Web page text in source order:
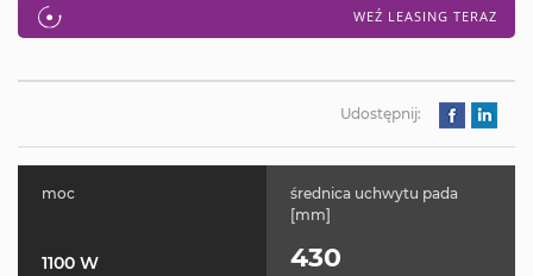
WEŹ LEASING TERAZ
Udostępnij:
moc
1100 W
średnica uchwytu pada
[mm]
430